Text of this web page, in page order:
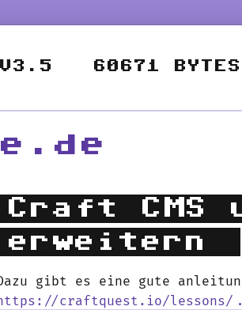
Craft CMS
erweitern
gibt es eine gute
craftquest.io/lessons/